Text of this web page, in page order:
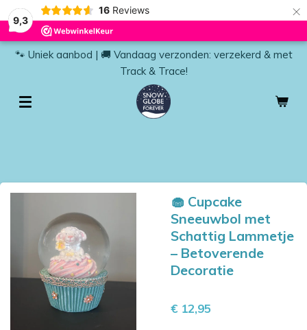
9,3
16 Reviews ×
🐾 Uniek aanbod | 🚚 Vandaag verzonden: verzekerd & met
Track & Trace!
🧁 Cupcake
Sneeuwbol met
Schattig Lammetje
– Betoverende
Decoratie
€ 12,95